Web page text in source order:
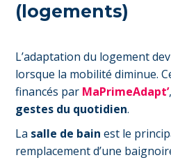
(logements)
L’adaptation du logement
lorsque la mobilité diminue.
financés par MaPrimeAdapt’
gestes du quotidien.
La salle de bain est le
remplacement d’une